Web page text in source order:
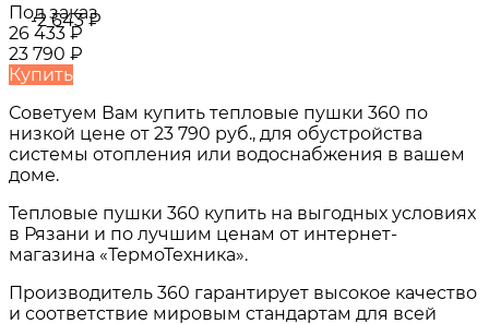
-2 643₽
Под заказ
26 433 ₽
23 790 ₽
Купить
Советуем Вам купить тепловые пушки 360 по
низкой цене от 23 790 руб., для обустройства
системы отопления или водоснабжения в вашем
доме.
Тепловые пушки 360 купить на выгодных условиях
в Рязани и по лучшим ценам от интернет-
магазина «ТермоТехника».
Производитель 360 гарантирует высокое качество
и соответствие мировым стандартам для всей